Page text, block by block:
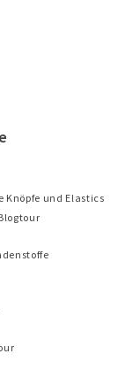
Knöpfe und Elastics